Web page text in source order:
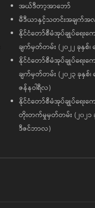
အယ်ဒီတာ့အာဘော်
မီဒီယာနှင့်သတင်းအချက်
နိုင်ငံတော်စီမံအုပ်ချုပ်ရေး
ချက်မှတ်တမ်း (၂၀၂၂ ခုနှစ်၊
နိုင်ငံတော်စီမံအုပ်ချုပ်ရေး
ချက်မှတ်တမ်း (၂၀၂၃ ခုနှစ်၊
ဇန်နဝါရီလ)
နိုင်ငံတော်စီမံအုပ်ချုပ်ရေ
တိုးတက်မှုမှတ်တမ်း (၂၀၂၁ ခု
ဒီဇင်ဘာလ)